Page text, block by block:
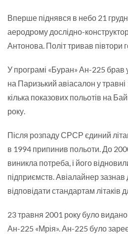
Вперше піднявся в небо 21
аеродрому дослідно-
Антонова. Політ тривав півтори
У програмі «Буран» Ан-225 брав
на Паризький авіасалон у
кілька показових польотів на
року.
Після розпаду СРСР єдиний
в 1994 припинив польоти. До
виникла потреба, і його
підприємств. Авіалайнер
відповідати стандартам літаків
23 травня 2001 року було
Ан-225 «Мрія». Ан-225 було